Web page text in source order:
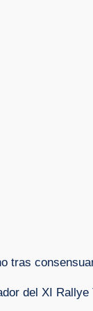
tras
del XI